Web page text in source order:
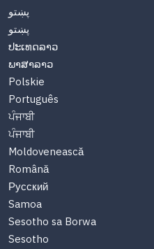
پښتو
پښتو
ປະເທດລາວ
ພາສາລາວ
Polskie
Português
ਪੰਜਾਬੀ
ਪੰਜਾਬੀ
Moldovenească
Română
Русский
Samoa
Sesotho sa Borwa
Sesotho